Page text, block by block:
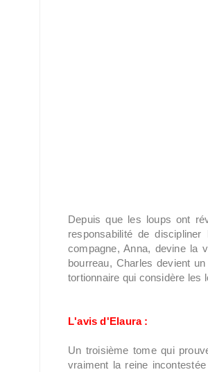
Depuis que les loups ont
responsabilité de
compagne, Anna, devine la
bourreau, Charles devient
tortionnaire qui considère les
L'avis d'Elaura :
Un troisième tome qui
vraiment la reine